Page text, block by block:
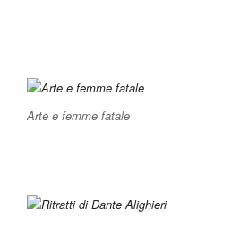
Arte e femme fatale